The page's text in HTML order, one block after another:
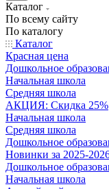
Каталог
По всему сайту
По каталогу
Каталог
Красная цена
Дошкольное
Начальная школа
Средняя школа
АКЦИЯ: Скидка 25%
Начальная школа
Средняя школа
Дошкольное
Новинки за 2025-
Дошкольное
Начальная школа